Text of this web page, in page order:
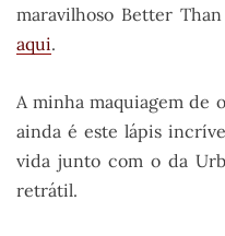
maravilhoso Better
aqui.
A minha maquiagem de
ainda é este lápis
vida junto com o da
retrátil.